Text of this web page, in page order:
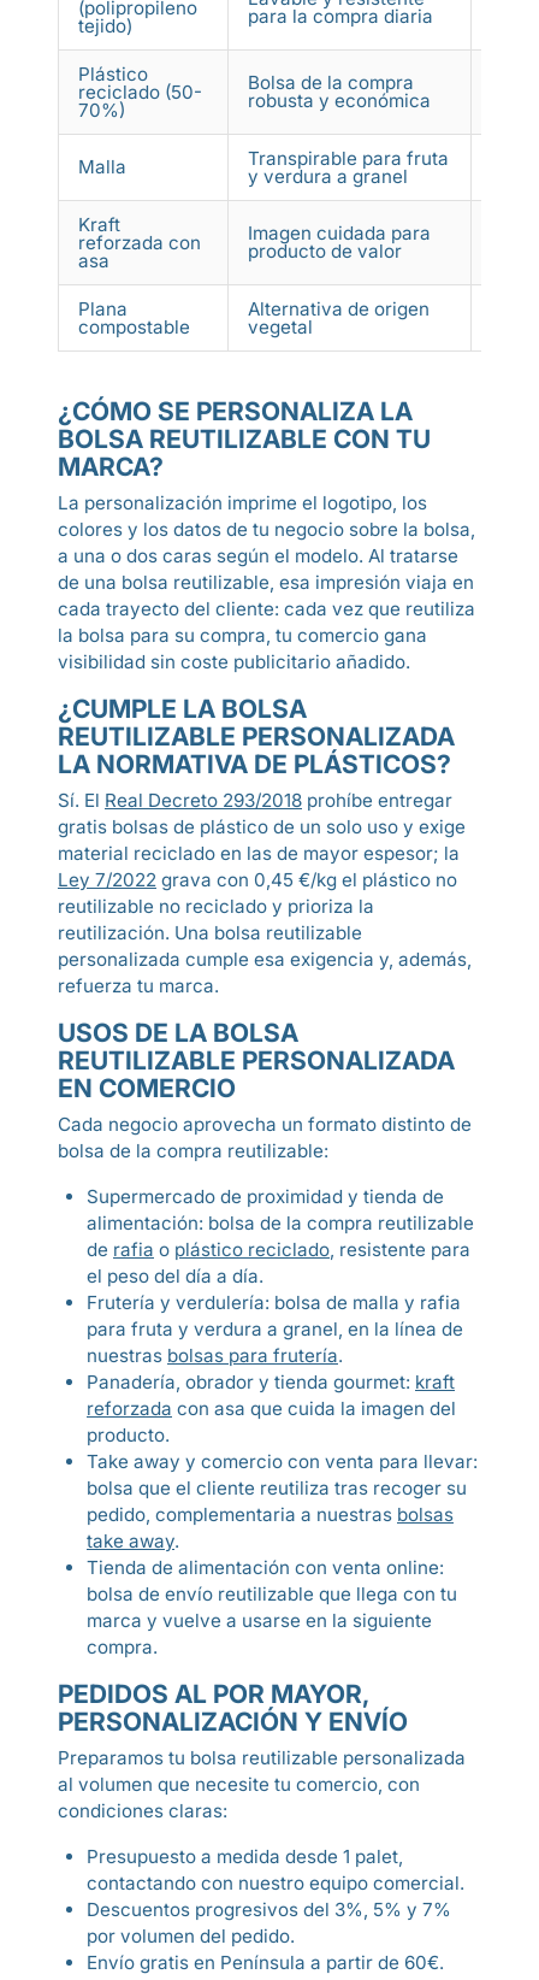
(polipropileno
tejido) para la compra diaria
Plástico
reciclado (50-
70%)
Bolsa de la compra
robusta y económica
Malla Transpirable para fruta
y verdura a granel
Kraft
reforzada con
asa
Imagen cuidada para
producto de valor
Plana
compostable
Alternativa de origen
vegetal
¿CÓMO SE PERSONALIZA LA
BOLSA REUTILIZABLE CON TU
MARCA?
La personalización imprime el logotipo, los
colores y los datos de tu negocio sobre la bolsa,
a una o dos caras según el modelo. Al tratarse
de una bolsa reutilizable, esa impresión viaja en
cada trayecto del cliente: cada vez que reutiliza
la bolsa para su compra, tu comercio gana
visibilidad sin coste publicitario añadido.
¿CUMPLE LA BOLSA
REUTILIZABLE PERSONALIZADA
LA NORMATIVA DE PLÁSTICOS?
Sí. El Real Decreto 293/2018 prohíbe entregar
gratis bolsas de plástico de un solo uso y exige
material reciclado en las de mayor espesor; la
Ley 7/2022 grava con 0,45 €/kg el plástico no
reutilizable no reciclado y prioriza la
reutilización. Una bolsa reutilizable
personalizada cumple esa exigencia y, además,
refuerza tu marca.
USOS DE LA BOLSA
REUTILIZABLE PERSONALIZADA
EN COMERCIO
Cada negocio aprovecha un formato distinto de
bolsa de la compra reutilizable:
Supermercado de proximidad y tienda de
alimentación: bolsa de la compra reutilizable
de rafia o plástico reciclado, resistente para
el peso del día a día.
Frutería y verdulería: bolsa de malla y rafia
para fruta y verdura a granel, en la línea de
nuestras bolsas para frutería.
Panadería, obrador y tienda gourmet: kraft
reforzada con asa que cuida la imagen del
producto.
Take away y comercio con venta para llevar:
bolsa que el cliente reutiliza tras recoger su
pedido, complementaria a nuestras bolsas
take away.
Tienda de alimentación con venta online:
bolsa de envío reutilizable que llega con tu
marca y vuelve a usarse en la siguiente
compra.
PEDIDOS AL POR MAYOR,
PERSONALIZACIÓN Y ENVÍO
Preparamos tu bolsa reutilizable personalizada
al volumen que necesite tu comercio, con
condiciones claras:
Presupuesto a medida desde 1 palet,
contactando con nuestro equipo comercial.
Descuentos progresivos del 3%, 5% y 7%
por volumen del pedido.
Envío gratis en Península a partir de 60€.